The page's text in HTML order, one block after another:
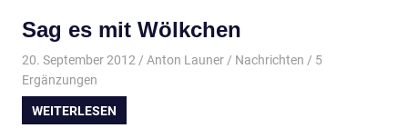
Sag es mit Wölkchen
20. September 2012 Anton Launer Nachrichten / 5
Ergänzungen
WEITERLESEN